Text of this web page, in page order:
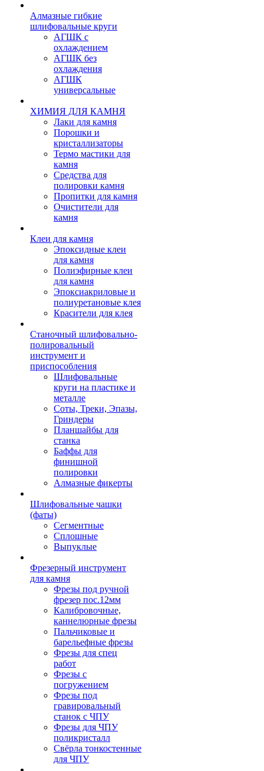
Алмазные гибкие
шлифовальные круги
АГШК с
охлаждением
АГШК без
охлаждения
АГШК
универсальные
ХИМИЯ ДЛЯ КАМНЯ
Лаки для камня
Порошки и
кристаллизаторы
Термо мастики для
камня
Средства для
полировки камня
Пропитки для камня
Очистители для
камня
Клеи для камня
Эпоксидные клеи
для камня
Полиэфирные клеи
для камня
Эпоксиакриловые и
полиуретановые клея
Красители для клея
Станочный шлифовально-
полировальный
инструмент и
приспособления
Шлифовальные
круги на пластике и
металле
Соты, Треки, Эпазы,
Гриндеры
Планшайбы для
станка
Баффы для
финишной
полировки
Алмазные фикерты
Шлифовальные чашки
(фаты)
Сегментные
Сплошные
Выпуклые
Фрезерный инструмент
для камня
Фрезы под ручной
фрезер пос.12мм
Калибровочные,
каннелюрные фрезы
Пальчиковые и
барельефные фрезы
Фрезы для спец
работ
Фрезы с
погружением
Фрезы под
гравировальный
станок с ЧПУ
Фрезы для ЧПУ
поликристалл
Свёрла тонкостенные
для ЧПУ